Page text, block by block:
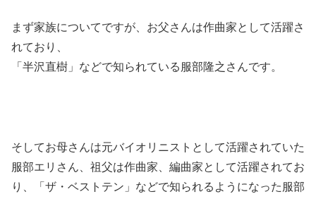
まず家族についてですが、お父さんは作曲家として活躍さ
れており、
「半沢直樹」などで知られている服部隆之さんです。
そしてお母さんは元バイオリニストとして活躍されていた
服部エリさん、祖父は作曲家、編曲家として活躍されてお
り、「ザ・ベストテン」などで知られるようになった服部